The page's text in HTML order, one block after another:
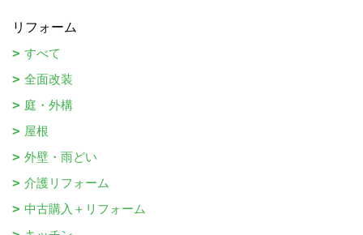
リフォーム
すべて
全面改装
庭・外構
屋根
外壁・雨どい
介護リフォーム
中古購入＋リフォーム